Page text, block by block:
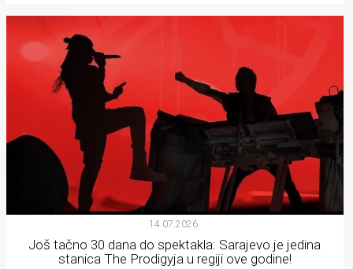
14.07.2026.
Još tačno 30 dana do spektakla: Sarajevo je jedina
stanica The Prodigyja u regiji ove godine!